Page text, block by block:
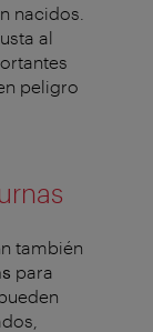
nacidos.
al
peligro
también
para